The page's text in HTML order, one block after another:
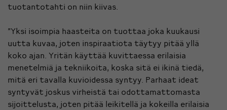
tuotantotahti on niin kiivas.
”Yksi isoimpia haasteita on tuottaa joka kuukausi
uutta kuvaa, joten inspiraatiota täytyy pitää yllä
koko ajan. Yritän käyttää kuvittaessa erilaisia
menetelmiä ja tekniikoita, koska sitä ei ikinä tiedä,
mitä eri tavalla kuvioidessa syntyy. Parhaat ideat
syntyvät joskus virheistä tai odottamattomasta
sijoittelusta, joten pitää leikitellä ja kokeilla erilaisia